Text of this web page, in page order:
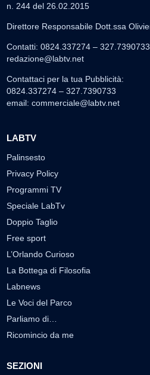
n. 244 del 26.02.2015
Direttore Responsabile Dott.ssa
Contatti: 0824.337274 – 327.7390733
redazione@labtv.net
Contattaci per la tua Pubblicità:
0824.337274 – 327.7390733
email: commerciale@labtv.net
LABTV
Palinsesto
Privacy Policy
Programmi TV
Speciale LabTv
Doppio Taglio
Free sport
L’Orlando Curioso
La Bottega di Filosofia
Labnews
Le Voci del Parco
Parliamo di…
Ricomincio da me
SEZIONI